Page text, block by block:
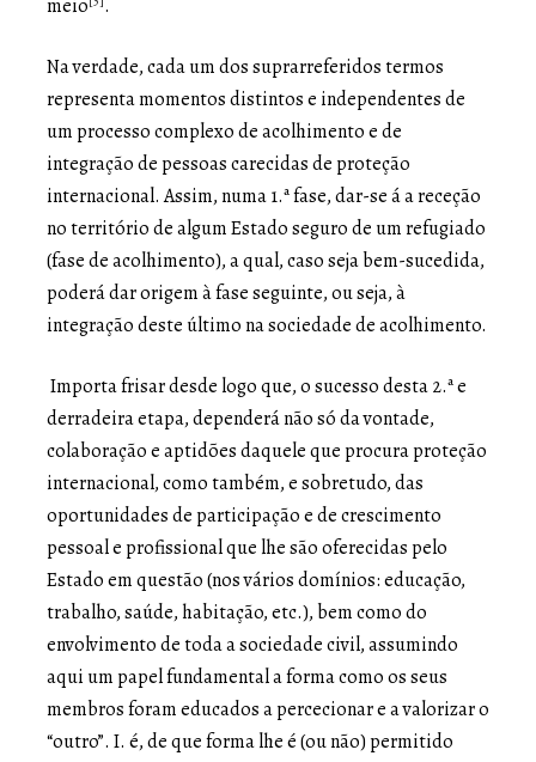
meio
.
Na verdade, cada um dos suprarreferidos termos
representa momentos distintos e independentes de
um processo complexo de acolhimento e de
integração de pessoas carecidas de proteção
internacional. Assim, numa 1.ª fase, dar-se á a receção
no território de algum Estado seguro de um refugiado
(fase de acolhimento), a qual, caso seja bem-sucedida,
poderá dar origem à fase seguinte, ou seja, à
integração deste último na sociedade de acolhimento.
Importa frisar desde logo que, o sucesso desta 2.ª e
derradeira etapa, dependerá não só da vontade,
colaboração e aptidões daquele que procura proteção
internacional, como também, e sobretudo, das
oportunidades de participação e de crescimento
pessoal e profissional que lhe são oferecidas pelo
Estado em questão (nos vários domínios: educação,
trabalho, saúde, habitação, etc.), bem como do
envolvimento de toda a sociedade civil, assumindo
aqui um papel fundamental a forma como os seus
membros foram educados a percecionar e a valorizar o
“outro”. I. é, de que forma lhe é (ou não) permitido